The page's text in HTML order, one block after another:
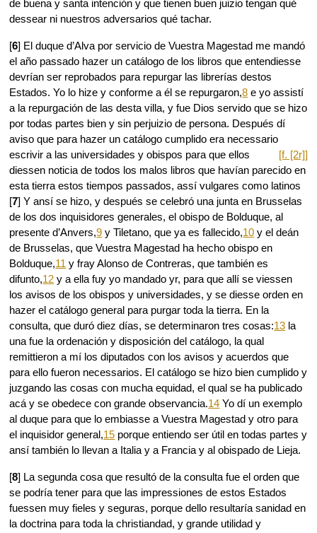
de buena y santa intención y que tienen buen juizio tengan qué
dessear ni nuestros adversarios qué tachar.
[6] El duque d’Alva por servicio de Vuestra Magestad me mandó
el año passado hazer un catálogo de los libros que entendiesse
devrían ser reprobados para repurgar las librerías destos
Estados. Yo lo hize y conforme a él se repurgaron,8 e yo assistí
a la repurgación de las desta villa, y fue Dios servido que se hizo
por todas partes bien y sin perjuizio de persona. Después dí
aviso que para hazer un catálogo cumplido era necessario
escrivir a las universidades y obispos
[f. [2r]]
para que ellos
diessen noticia de todos los malos libros que havían parecido en
esta tierra estos tiempos passados, assí vulgares como latinos
[7] Y ansí se hizo, y después se celebró una junta en Brusselas
de los dos inquisidores generales, el obispo de Bolduque, al
presente d’Anvers,9 y Tiletano, que ya es fallecido,10 y el deán
de Brusselas, que Vuestra Magestad ha hecho obispo en
Bolduque,11 y fray Alonso de Contreras, que también es
difunto,12 y a ella fuy yo mandado yr, para que allí se viessen
los avisos de los obispos y universidades, y se diesse orden en
hazer el catálogo general para purgar toda la tierra. En la
consulta, que duró diez días, se determinaron tres cosas:13 la
una fue la ordenación y disposición del catálogo, la qual
remittieron a mí los diputados con los avisos y acuerdos que
para ello fueron necessarios. El catálogo se hizo bien cumplido y
juzgando las cosas con mucha equidad, el qual se ha publicado
acá y se obedece con grande observancia.14 Yo dí un exemplo
al duque para que lo embiasse a Vuestra Magestad y otro para
el inquisidor general,15 porque entiendo ser útil en todas partes y
ansí también lo llevan a Italia y a Francia y al obispado de Lieja.
[8] La segunda cosa que resultó de la consulta fue el orden que
se podría tener para que las impressiones de estos Estados
fuessen muy fieles y seguras, porque dello resultaría sanidad en
la doctrina para toda la christiandad, y grande utilidad y